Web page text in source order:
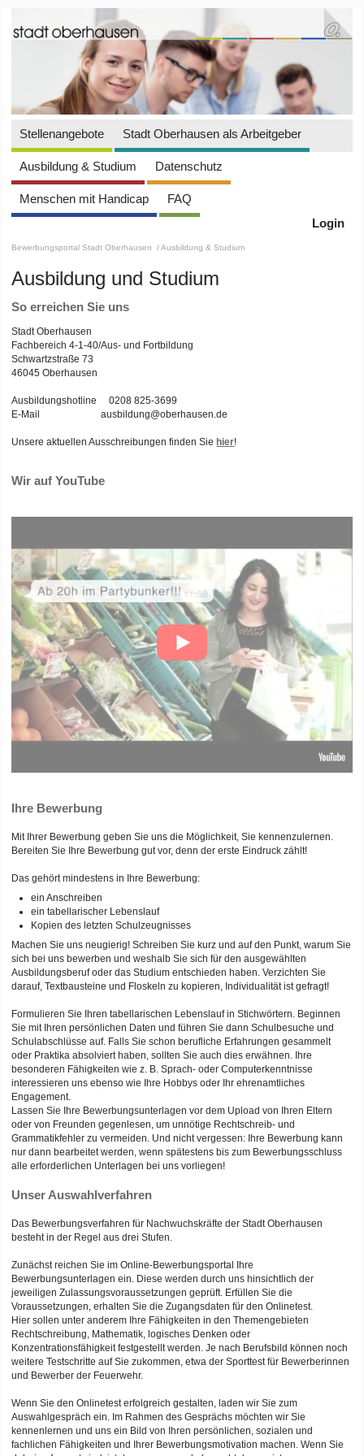
Stellenangebote Stadt Oberhausen als Arbeitgeber
Ausbildung & Studium Datenschutz
Menschen mit Handicap
FAQ
Login
Bewerbungsportal Stadt Oberhausen / Ausbildung & Studium
Ausbildung und Studium
So erreichen Sie uns
Stadt Oberhausen
Fachbereich 4-1-40/Aus- und Fortbildung
Schwartzstraße 73
46045 Oberhausen
Ausbildungshotline 0208 825-3699
E-Mail ausbildung@oberhausen.de
Unsere aktuellen Ausschreibungen finden Sie hier!
Wir auf YouTube
Ihre Bewerbung
Mit Ihrer Bewerbung geben Sie uns die Möglichkeit, Sie kennenzulernen.
Bereiten Sie Ihre Bewerbung gut vor, denn der erste Eindruck zählt!
Das gehört mindestens in Ihre Bewerbung:
ein Anschreiben
ein tabellarischer Lebenslauf
Kopien des letzten Schulzeugnisses
Machen Sie uns neugierig! Schreiben Sie kurz und auf den Punkt, warum Sie
sich bei uns bewerben und weshalb Sie sich für den ausgewählten
Ausbildungsberuf oder das Studium entschieden haben. Verzichten Sie
darauf, Textbausteine und Floskeln zu kopieren, Individualität ist gefragt!
Formulieren Sie Ihren tabellarischen Lebenslauf in Stichwörtern. Beginnen
Sie mit Ihren persönlichen Daten und führen Sie dann Schulbesuche und
Schulabschlüsse auf. Falls Sie schon berufliche Erfahrungen gesammelt
oder Praktika absolviert haben, sollten Sie auch dies erwähnen. Ihre
besonderen Fähigkeiten wie z. B. Sprach- oder Computerkenntnisse
interessieren uns ebenso wie Ihre Hobbys oder Ihr ehrenamtliches
Engagement.
Lassen Sie Ihre Bewerbungsunterlagen vor dem Upload von Ihren Eltern
oder von Freunden gegenlesen, um unnötige Rechtschreib- und
Grammatikfehler zu vermeiden. Und nicht vergessen: Ihre Bewerbung kann
nur dann bearbeitet werden, wenn spätestens bis zum Bewerbungsschluss
alle erforderlichen Unterlagen bei uns vorliegen!
Unser Auswahlverfahren
Das Bewerbungsverfahren für Nachwuchskräfte der Stadt Oberhausen
besteht in der Regel aus drei Stufen.
Zunächst reichen Sie im Online-Bewerbungsportal Ihre
Bewerbungsunterlagen ein. Diese werden durch uns hinsichtlich der
jeweiligen Zulassungsvoraussetzungen geprüft. Erfüllen Sie die
Voraussetzungen, erhalten Sie die Zugangsdaten für den Onlinetest.
Hier sollen unter anderem Ihre Fähigkeiten in den Themengebieten
Rechtschreibung, Mathematik, logisches Denken oder
Konzentrationsfähigkeit festgestellt werden. Je nach Berufsbild können noch
weitere Testschritte auf Sie zukommen, etwa der Sporttest für Bewerberinnen
und Bewerber der Feuerwehr.
Wenn Sie den Onlinetest erfolgreich gestalten, laden wir Sie zum
Auswahlgespräch ein. Im Rahmen des Gesprächs möchten wir Sie
kennenlernen und uns ein Bild von Ihren persönlichen, sozialen und
fachlichen Fähigkeiten und Ihrer Bewerbungsmotivation machen. Wenn Sie